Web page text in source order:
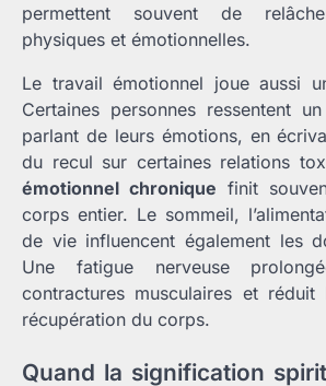
permettent souvent de
physiques et émotionnelles.
Le travail émotionnel joue aussi
Certaines personnes ressentent
parlant de leurs émotions, en
du recul sur certaines relations
émotionnel chronique finit
corps entier. Le sommeil,
de vie influencent également les
Une fatigue nerveuse
contractures musculaires et
récupération du corps.
Quand la signification